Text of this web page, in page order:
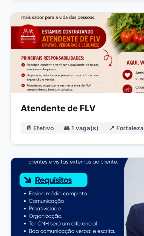
Atendente de FLV
📄 Efetivo 👥 1 vaga(s) 📍 Fortaleza